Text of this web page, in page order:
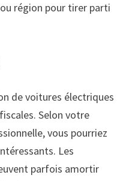
région pour tirer parti
de voitures électriques
Selon votre
vous pourriez
Les
parfois amortir